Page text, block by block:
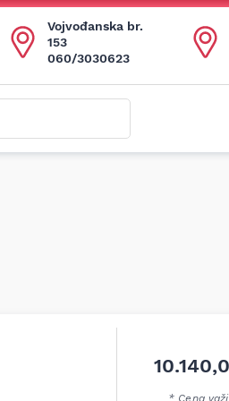
Vojvođanska br.
153
060/3030623
* Cena